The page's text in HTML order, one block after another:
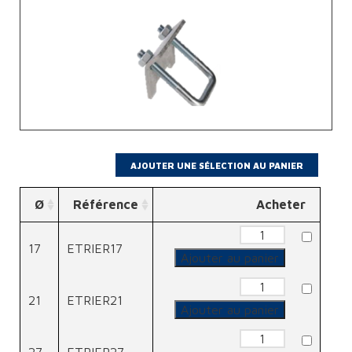
Ø Référence Acheter
17 ETRIER17
quantité
Etrier
Ajouter au panier
21 ETRIER21
quantité
Etrier
Ajouter au panier
quantité